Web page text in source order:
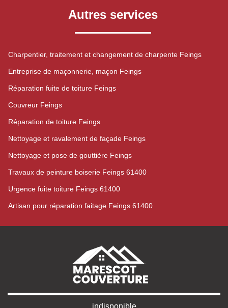
Autres services
Charpentier, traitement et changement de charpente Feings
Entreprise de maçonnerie, maçon Feings
Réparation fuite de toiture Feings
Couvreur Feings
Réparation de toiture Feings
Nettoyage et ravalement de façade Feings
Nettoyage et pose de gouttière Feings
Travaux de peinture boiserie Feings 61400
Urgence fuite toiture Feings 61400
Artisan pour réparation faitage Feings 61400
indisponible